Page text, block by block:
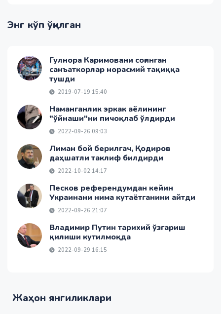
Энг кўп ўқилган
Гулнора Каримовани соғинган
санъаткорлар норасмий тақиққа
тушди
2019-07-19 15:40
Наманганлик эркак аёлининг
"ўйнаши"ни пичоқлаб ўлдирди
2022-09-26 09:03
Лиман бой берилгач, Қодиров
даҳшатли таклиф билдирди
2022-10-02 14:17
Песков референдумдан кейин
Украинани нима кутаётганини айтди
2022-09-26 21:07
Владимир Путин тарихий ўзгариш
қилиши кутилмоқда
2022-09-29 16:15
Жаҳон янгиликлари